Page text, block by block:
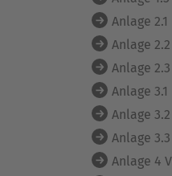
Anlage
Anlage
Anlage
Anlage
Anlage
Anlage
Anlage 4